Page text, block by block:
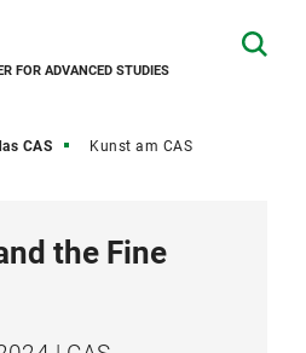
FOR ADVANCED STUDIES
CAS Kunst am CAS
the Fine